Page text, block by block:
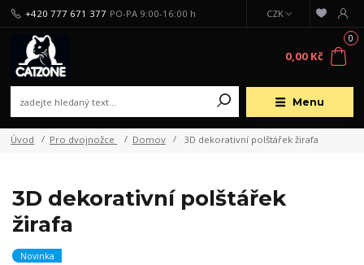
Menu
CZK
+420 777 671 377 PO-PA 9:00-16:00 h
0
0,00 Kč
Úvod Pro dvojnožce Domov 3D dekorativní polštářek žirafa
3D dekorativní polštářek
žirafa
Novinka